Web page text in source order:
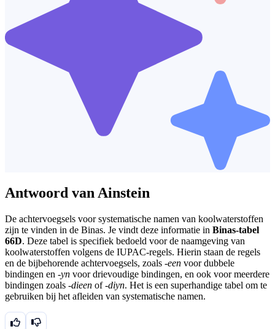
Antwoord van Ainstein
De achtervoegsels voor systematische namen van koolwaterstoffen
zijn te vinden in de Binas. Je vindt deze informatie in Binas-tabel
66D. Deze tabel is specifiek bedoeld voor de naamgeving van
koolwaterstoffen volgens de IUPAC-regels. Hierin staan de regels
en de bijbehorende achtervoegsels, zoals -een voor dubbele
bindingen en -yn voor drievoudige bindingen, en ook voor meerdere
bindingen zoals -dieen of-diyn. Het is een superhandige tabel om te
gebruiken bij het afleiden van systematische namen.